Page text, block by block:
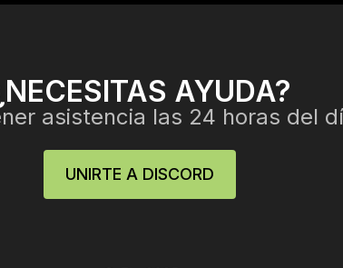
AYUDA?
asistencia las 24 horas del
UNIRTE A DISCORD